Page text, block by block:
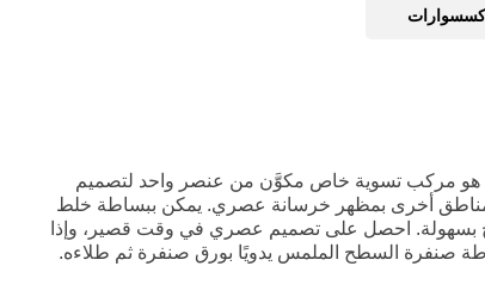
EPODEX 1K CONCRETE EFFECT هو مركب تسوية خاص مكوَّن من عنصر واحد لتصميم
ومناطق أخرى بمظهر خرسانة عصري. يمكن ببساطة خلط
بسهولة. احصل على تصميم عصري في وقت قصير، وإذا
صنفرة السطح الملمس يدويًا بورق صنفرة ثم طلاءه.